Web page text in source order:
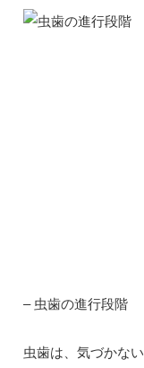
– 虫歯の進行段階
虫歯は、気づかな